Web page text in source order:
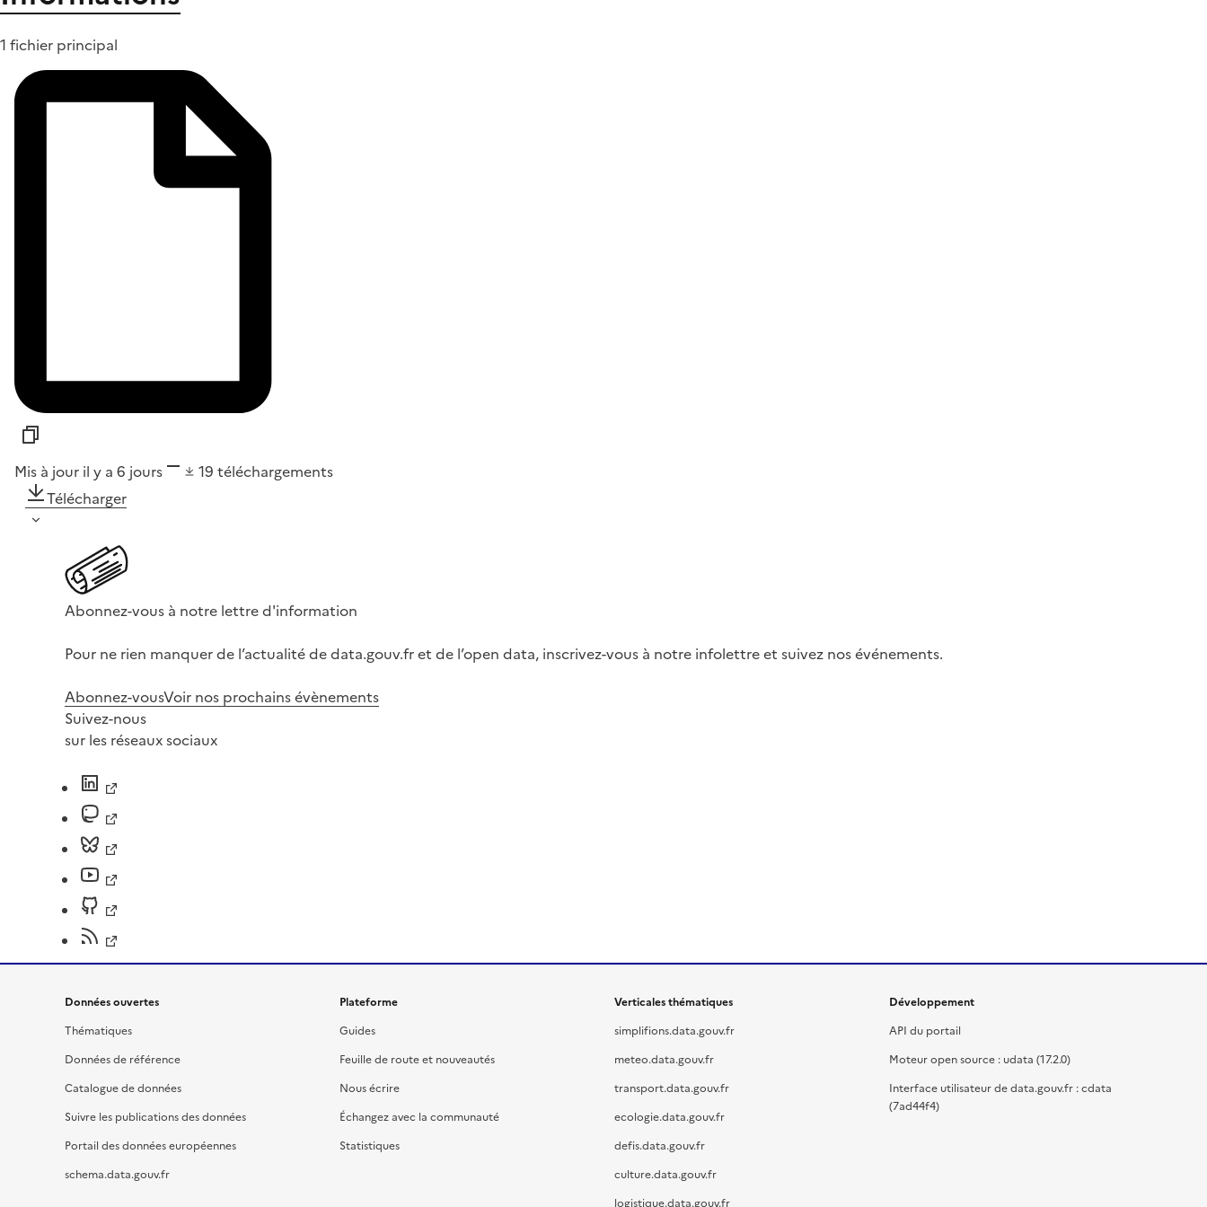
1 fichier principal
Mis à jour il y a 6 jours 19 téléchargements
Télécharger
Abonnez-vous à notre lettre d'information
Pour ne rien manquer de l’actualité de data.gouv.fr et de l’open data, inscrivez-vous à notre infolettre et suivez nos événements.
Abonnez-vousVoir nos prochains évènements
Suivez-nous
sur les réseaux sociaux
Données ouvertes
Thématiques
Données de référence
Catalogue de données
Suivre les publications des données
Portail des données européennes
schema.data.gouv.fr
Plateforme
Guides
Feuille de route et nouveautés
Nous écrire
Échangez avec la communauté
Statistiques
Verticales thématiques
simplifions.data.gouv.fr
meteo.data.gouv.fr
transport.data.gouv.fr
ecologie.data.gouv.fr
defis.data.gouv.fr
culture.data.gouv.fr
logistique.data.gouv.fr
Développement
API du portail
Moteur open source : udata (17.2.0)
Interface utilisateur de data.gouv.fr : cdata
(7ad44f4)